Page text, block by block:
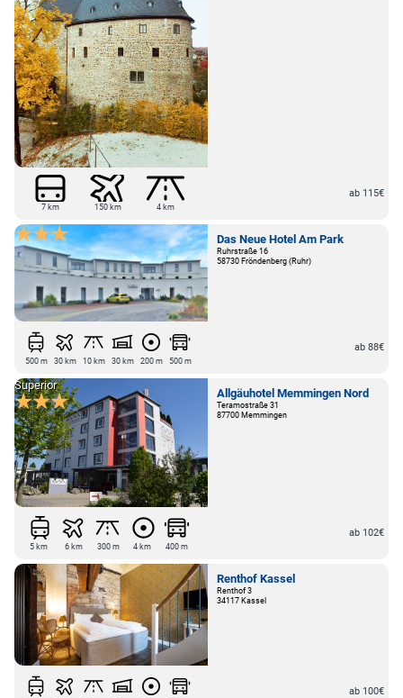
7 km 150 km 4 km
ab 115€
Das Neue Hotel Am Park
Ruhrstraße 16
58730 Fröndenberg (Ruhr)
500 m 30 km 10 km 30 km 200 m 500 m
ab 88€
Allgäuhotel Memmingen Nord
Teramostraße 31
87700 Memmingen
Superior
5 km 6 km 300 m 4 km 400 m
ab 102€
Renthof Kassel
Renthof 3
34117 Kassel
ab 100€